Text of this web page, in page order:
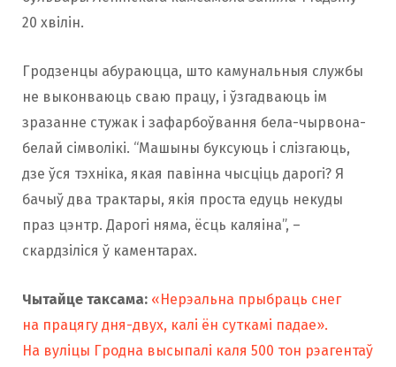
20 хвілін.
Гродзенцы абураюцца, што камунальныя службы
не выконваюць сваю працу, і ўзгадваюць ім
зразанне стужак і зафарбоўвання бела-чырвона-
белай сімволікі. “Машыны буксуюць і слізгаюць,
дзе ўся тэхніка, якая павінна чысціць дарогі? Я
бачыў два трактары, якія проста едуць некуды
праз цэнтр. Дарогі няма, ёсць каляіна”, –
скардзіліся ў каментарах.
Чытайце таксама: «Нерэальна прыбраць снег
на працягу дня-двух, калі ён суткамі падае».
На вуліцы Гродна высыпалі каля 500 тон рэагентаў